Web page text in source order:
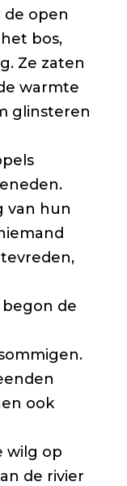
de open
bos,
Ze zaten
warmte
glinsteren
van hun
de
ook
wilg op
de rivier